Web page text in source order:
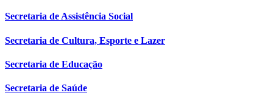
Secretaria de Assistência Social
Secretaria de Cultura, Esporte e Lazer
Secretaria de Educação
Secretaria de Saúde